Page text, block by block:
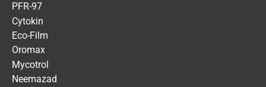
PFR-97
Cytokin
Eco-Film
Oromax
Mycotrol
Neemazad